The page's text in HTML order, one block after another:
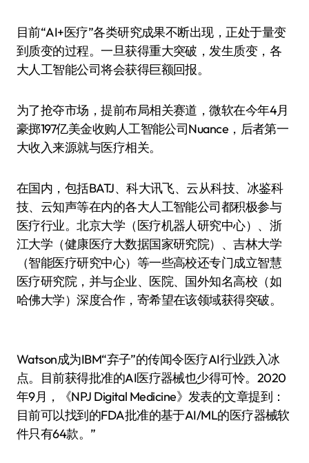
目前“AI+医疗”各类研究成果不断出现，正处于量变
到质变的过程。一旦获得重大突破，发生质变，各
大人工智能公司将会获得巨额回报。
为了抢夺市场，提前布局相关赛道，微软在今年4月
豪掷197亿美金收购人工智能公司Nuance，后者第一
大收入来源就与医疗相关。
在国内，包括BATJ、科大讯飞、云从科技、冰鉴科
技、云知声等在内的各大人工智能公司都积极参与
医疗行业。北京大学（医疗机器人研究中心）、浙
江大学（健康医疗大数据国家研究院）、吉林大学
（智能医疗研究中心）等一些高校还专门成立智慧
医疗研究院，并与企业、医院、国外知名高校（如
哈佛大学）深度合作，寄希望在该领域获得突破。
Watson成为IBM“弃子”的传闻令医疗AI行业跌入冰
点。目前获得批准的AI医疗器械也少得可怜。2020
年9月，《NPJ Digital Medicine》发表的文章提到：
目前可以找到的FDA批准的基于AI/ML的医疗器械软
件只有64款。”